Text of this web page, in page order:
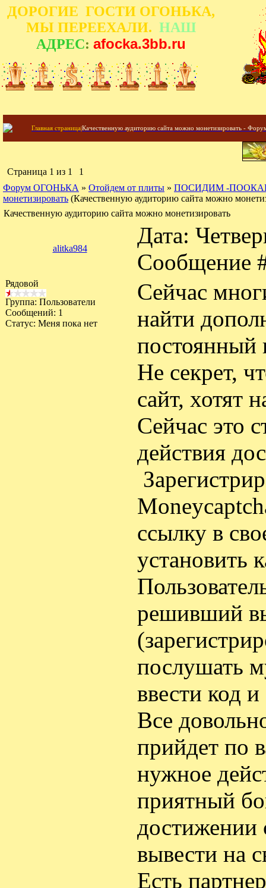
ДОРОГИЕ ГОСТИ ОГОНЬКА,
МЫ ПЕРЕЕХАЛИ. НАШ
АДРЕС: afocka.3bb.ru
Главная страница|Качественную аудиторию сайта можно монетизировать -
Страница 1 из 1
1
Форум ОГОНЬКА » Отойдем от плиты » ПОСИДИМ -
монетизировать (Качественную аудиторию сайта можно
Качественную аудиторию сайта можно монетизировать
alitka984
Дата:
Сообщение
Рядовой
Группа: Пользователи
Сообщений: 1
Статус: Меня пока нет
Сейчас
найти
постоянный
Не секрет,
сайт, хотят
Сейчас это
действия
ссылку в
установить
решивший
послушать
ввести код
Все
прийдет по
нужное
приятный
вывести на
Есть